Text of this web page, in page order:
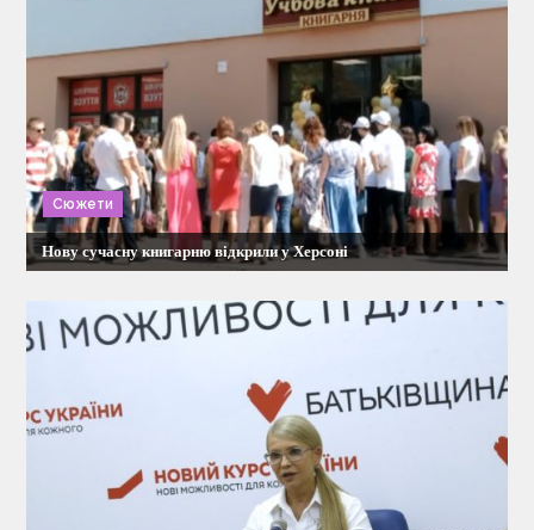
я
з
а
п
и
і
Сюжети
Нову сучасну книгарню відкрили у Херсоні